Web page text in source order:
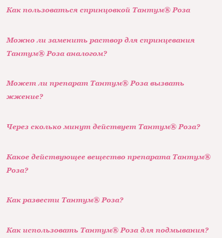
Как пользоваться спринцовкой Тантум® Роза
Можно ли заменить раствор для спринцевания
Тантум® Роза аналогом?
Может ли препарат Тантум® Роза вызвать
жжение?
Через сколько минут действует Тантум® Роза?
Какое действующее вещество препарата Тантум®
Роза?
Как развести Тантум® Роза?
Как использовать Тантум® Роза для подмывания?